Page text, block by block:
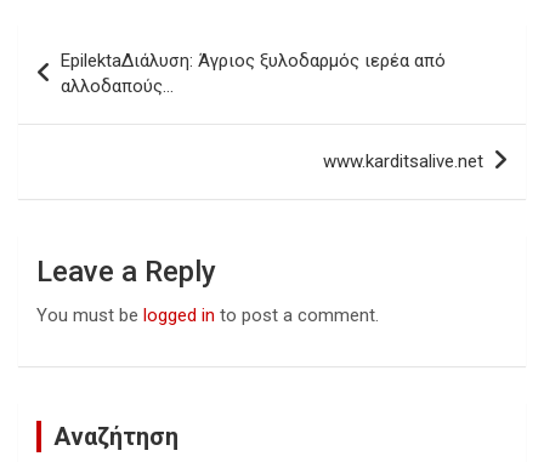
navigation
EpilektaΔιάλυση: Άγριος ξυλοδαρμός ιερέα από
αλλοδαπούς…
www.karditsalive.net
Leave a Reply
You must be logged in to post a comment.
Αναζήτηση